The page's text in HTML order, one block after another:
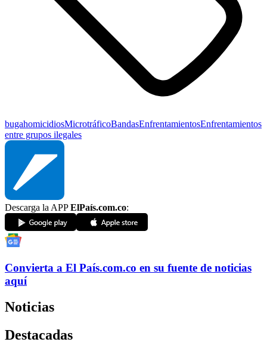
bugahomicidiosMicrotráficoBandasEnfrentamientosEnfrentamientos
entre grupos ilegales
Descarga la APPElPaís.com.co:
Convierta a El País.com.co en su fuente de noticias
aquí
Noticias
Destacadas